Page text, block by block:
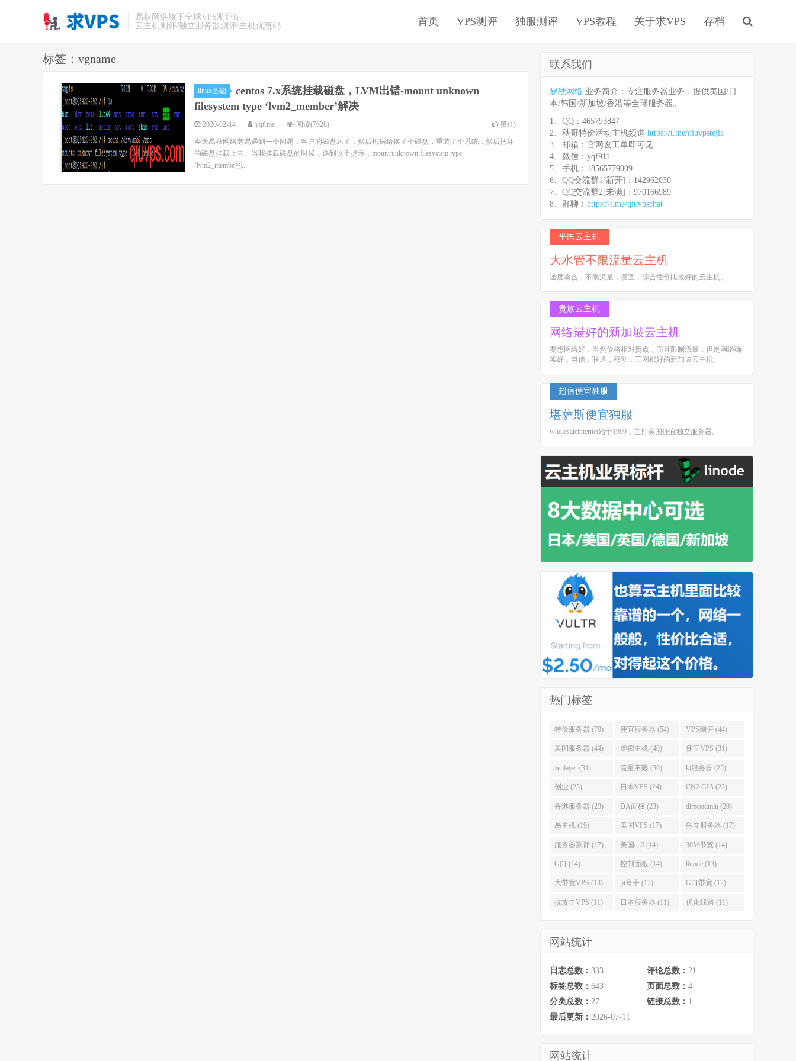
易秋网络旗下全球VPS测评站
云主机测评/独立服务器测评/主机优惠码
首页 VPS测评 独服测评 VPS教程 关于求VPS 存档
标签：vgname
linux基础
centos 7.x系统挂载磁盘，LVM出错-mount unknown
filesystem type ‘lvm2_member’解决
2020-02-14 yqf.me 阅读(7628) 赞(1)
今天易秋网络老易遇到一个问题，客户的磁盘坏了，然后机房给换了个磁盘，重装了个系统，然后把坏
的磁盘挂载上去。当我挂载磁盘的时候，遇到这个提示，mount unknown filesystem type
‘lvm2_membe...
联系我们
易秋网络 业务简介：专注服务器业务，提供美国/日
本/韩国/新加坡/香港等全球服务器。
1、QQ：465793847
2、秋哥特价活动主机频道 https://t.me/qiuvpstejia
3、邮箱：官网发工单即可见
4、微信：yqf911
5、手机：18565779009
6、QQ交流群1[新开]：142962030
7、QQ交流群2[未满]：970166989
8、群聊： https://t.me/qiuvpschat
平民云主机
大水管不限流量云主机
速度凑合，不限流量，便宜，综合性价比最好的云主机。
贵族云主机
网络最好的新加坡云主机
要想网络好，当然价格相对贵点，而且限制流量，但是网络确
实好，电信，联通，移动，三网都好的新加坡云主机。
超值便宜独服
堪萨斯便宜独服
wholesaleinternet始于1999，主打美国便宜独立服务器。
热门标签
特价服务器 (70) 便宜服务器 (54) VPS测评 (44)
美国服务器 (44) 虚拟主机 (40) 便宜VPS (31)
zenlayer (31) 流量不限 (30) kt服务器 (25)
创业 (25) 日本VPS (24) CN2 GIA (23)
香港服务器 (23) DA面板 (23) directadmin (20)
易主机 (19) 美国VPS (17) 独立服务器 (17)
服务器测评 (17) 美国cn2 (14) 30M带宽 (14)
G口 (14) 控制面板 (14) linode (13)
大带宽VPS (13) pt盒子 (12) G口带宽 (12)
抗攻击VPS (11) 日本服务器 (11) 优化线路 (11)
网站统计
日志总数： 333 评论总数： 21
标签总数： 643 页面总数： 4
分类总数： 27 链接总数： 1
最后更新： 2026-07-11
网站统计